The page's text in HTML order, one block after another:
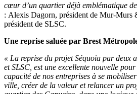
cœur d’un quartier déjà emblématique
: Alexis Dagorn, président de Mur-Murs
président de SLSC.
Une reprise saluée par Brest
« La reprise du projet Séquoia par deux
et SLSC, est une excellente nouvelle
capacité de nos entreprises à se
ville, créer de la valeur et relancer un